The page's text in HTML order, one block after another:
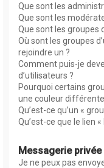
Que sont les
Que sont les
Que sont les groupes
Où sont les groupes
rejoindre un ?
Comment puis-je
d’utilisateurs ?
Pourquoi certains
une couleur
Qu’est-ce qu’un «
Qu’est-ce que le lien «
Messagerie privée
Je ne peux pas